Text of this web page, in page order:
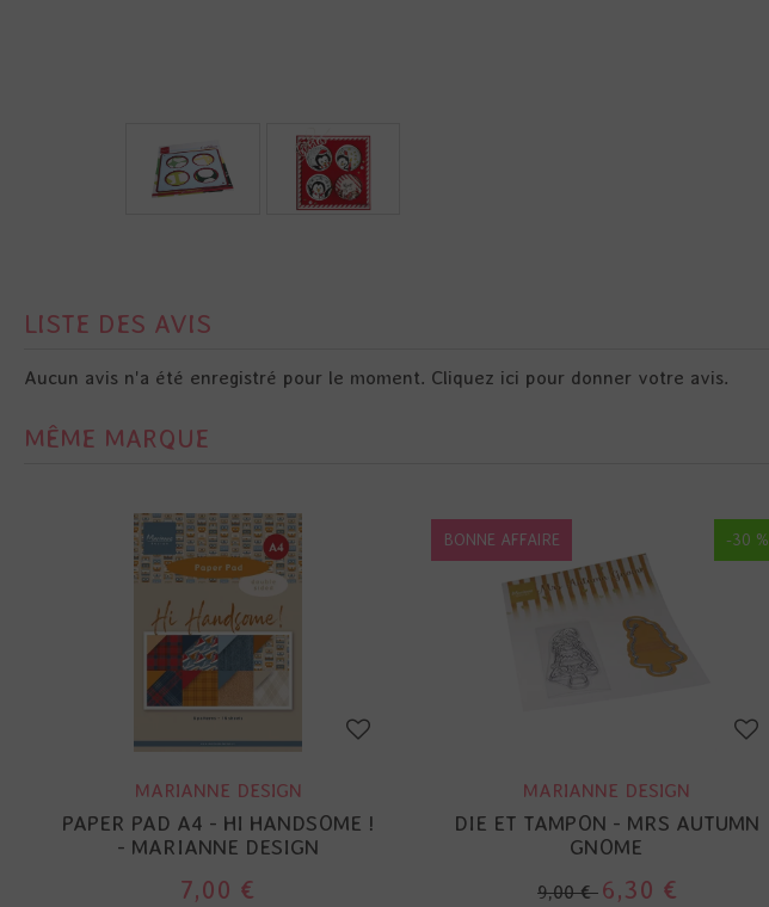
LISTE DES AVIS
Aucun avis n'a été enregistré pour le moment. Cliquez ici pour donner votre avis.
MÊME MARQUE
MARIANNE DESIGN
PAPER PAD A4 - HI HANDSOME !
- MARIANNE DESIGN
7,00 €
BONNE AFFAIRE -30 %
MARIANNE DESIGN
DIE ET TAMPON - MRS AUTUMN
GNOME
9,00 € 6,30 €